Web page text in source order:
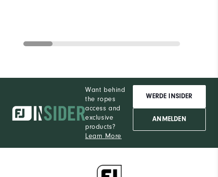
Want behind
the ropes
access and
exclusive
products?
Learn More
WERDE INSIDER
ANMELDEN